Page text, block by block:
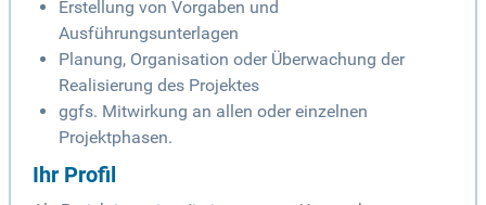
Erstellung von Vorgaben und
Ausführungsunterlagen
Planung, Organisation oder Überwachung der
Realisierung des Projektes
ggfs. Mitwirkung an allen oder einzelnen
Projektphasen.
Ihr Profil